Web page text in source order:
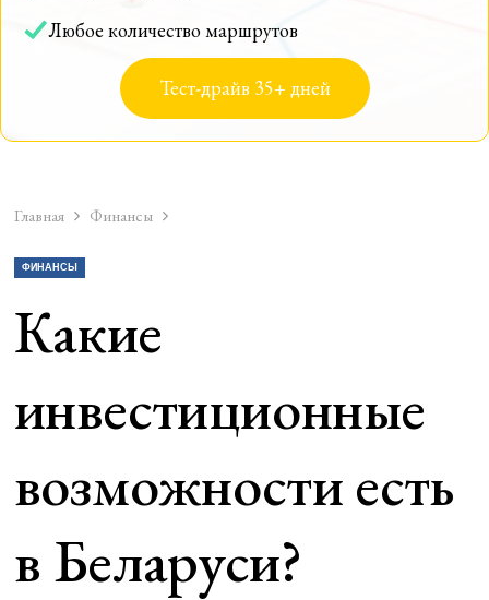
Любое количество маршрутов
Тест-драйв 35+ дней
Главная Финансы
ФИНАНСЫ
Какие
инвестиционные
возможности есть
в Беларуси?